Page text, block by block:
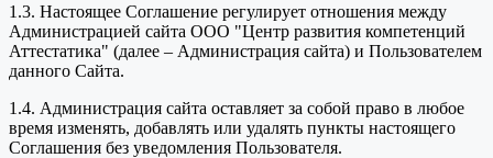
1.3. Настоящее Соглашение регулирует отношения между
Администрацией сайта ООО "Центр развития компетенций
Аттестатика" (далее – Администрация сайта) и Пользователем
данного Сайта.
1.4. Администрация сайта оставляет за собой право в любое
время изменять, добавлять или удалять пункты настоящего
Соглашения без уведомления Пользователя.